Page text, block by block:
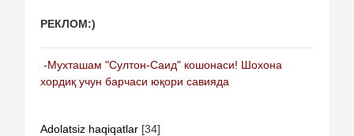
РЕКЛОМ:)
-Мухташам "Султон-Саид" кошонаси! Шохона
хордиқ учун барчаси юқори савияда
Adolatsiz haqiqatlar [34]